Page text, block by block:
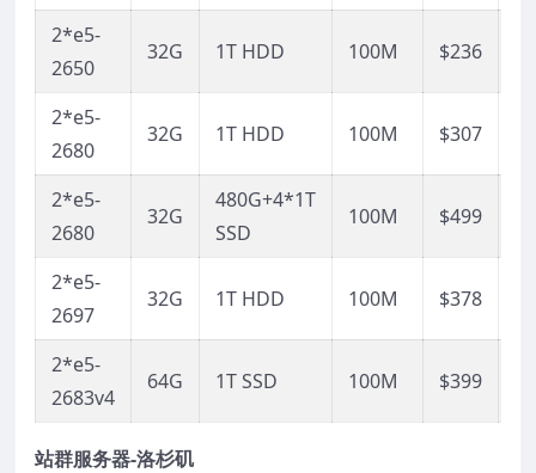
2*e5-
2650
32G 1T HDD 100M $236
2*e5-
2680
32G 1T HDD 100M $307
2*e5-
2680
32G
480G+4*1T
SSD
100M $499
2*e5-
2697
32G 1T HDD 100M $378
2*e5-
2683v4
64G 1T SSD 100M $399
站群服务器-洛杉矶